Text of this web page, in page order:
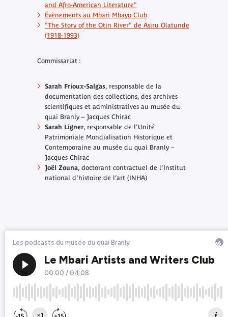
and Afro-American Literature"
Évènements au Mbari Mbayo Club
"The Story of the Otin River" de Asiru Olatunde
(1918-1993)
Commissariat :
Sarah Frioux-Salgas, responsable de la
documentation des collections, des archives
scientifiques et administratives au musée du
quai Branly – Jacques Chirac
Sarah Ligner, responsable de l’Unité
Patrimoniale Mondialisation Historique et
Contemporaine au musée du quai Branly –
Jacques Chirac
Joël Zouna, doctorant contractuel de l’Institut
national d’histoire de l’art (INHA)